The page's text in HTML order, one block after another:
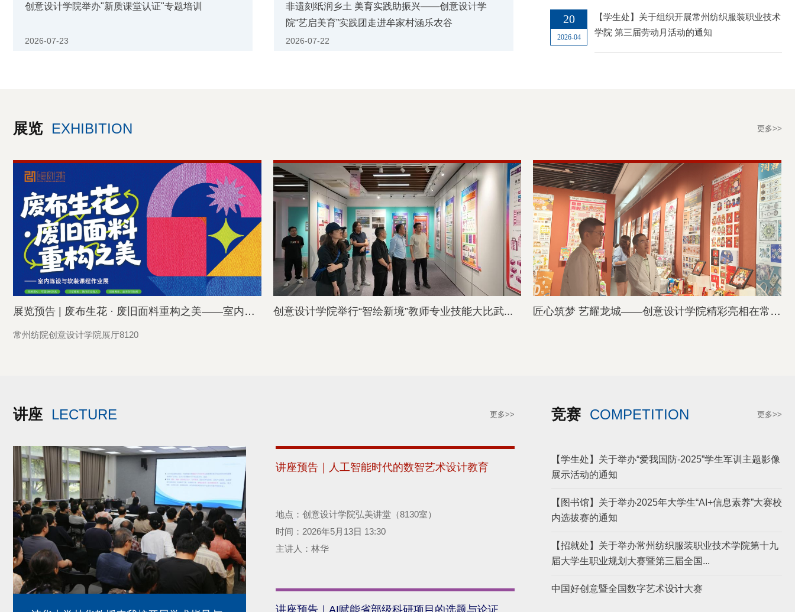
创意设计学院举办"新质课堂认证"专题培训
2026-07-23
非遗刻纸润乡土 美育实践助振兴——创意设计学
院“艺启美育”实践团走进牟家村涵乐农谷
2026-07-22
20
2026-04
【学生处】关于组织开展常州纺织服装职业技术
学院 第三届劳动月活动的通知
展览 EXHIBITION 更多>>
展览预告 | 废布生花 · 废旧面料重构之美——室内陈...
常州纺院创意设计学院展厅8120
创意设计学院举行“智绘新境”教师专业技能大比武... 匠心筑梦 艺耀龙城——创意设计学院精彩亮相在常高...
讲座 LECTURE 更多>>
讲座预告｜人工智能时代的数智艺术设计教育
地点：创意设计学院弘美讲堂（8130室）
时间：2026年5月13日 13:30
主讲人：林华
竞赛 COMPETITION 更多>>
【学生处】关于举办“爱我国防-2025”学生军训主题影像
展示活动的通知
【图书馆】关于举办2025年大学生“AI+信息素养”大赛校
内选拔赛的通知
【招就处】关于举办常州纺织服装职业技术学院第十九
届大学生职业规划大赛暨第三届全国...
中国好创意暨全国数字艺术设计大赛